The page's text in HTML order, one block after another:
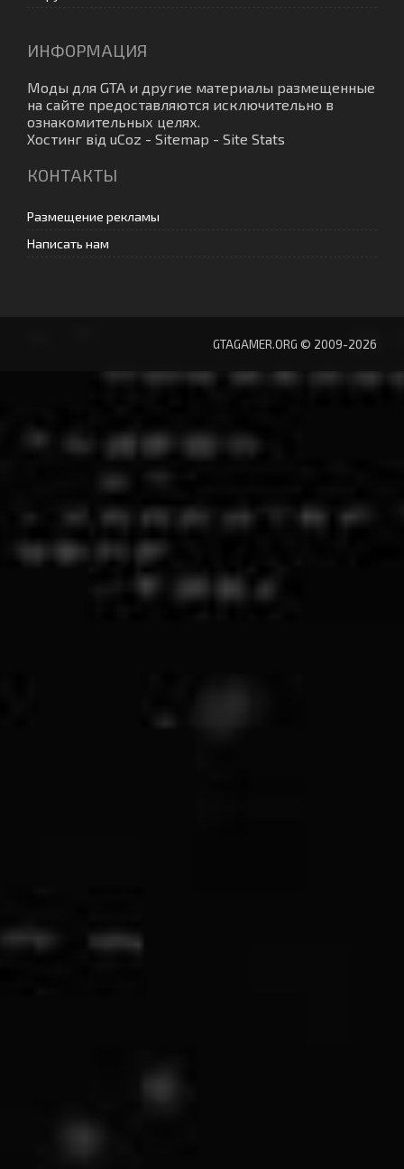
ИНФОРМАЦИЯ
Моды для GTA и другие материалы размещенные
на сайте предоставляются исключительно в
ознакомительных целях.
Хостинг від uCoz - Sitemap - Site Stats
КОНТАКТЫ
Размещение рекламы
Написать нам
GTAGAMER.ORG © 2009-2026